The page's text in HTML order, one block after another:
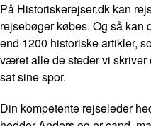
På Historiskerejser.dk kan
rejsebøger købes. Og så
end 1200 historiske artikler,
været alle de steder vi skriver
sat sine spor.
Din kompetente rejseleder